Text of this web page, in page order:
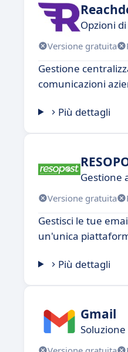
Opzioni
Versione gratuita
Gestione
comunicazioni
Più dettagli
Gestione
Versione gratuita
Gestisci le tue
un'unica
Più dettagli
Gmail